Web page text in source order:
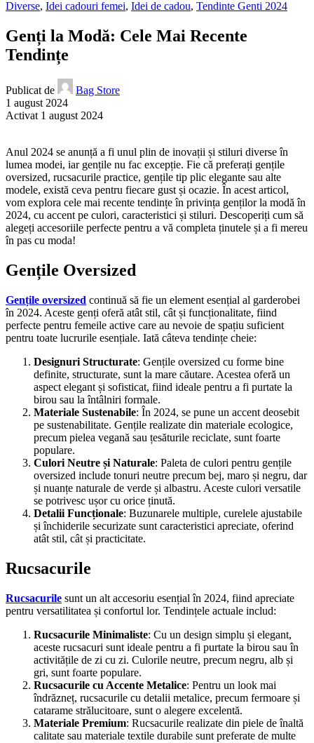
Diverse, Idei cadouri femei, Idei de cadou, Tendinte Genti 2024
Genți la Modă: Cele Mai Recente
Tendințe
Publicat de
Bag Store
1 august 2024
Activat 1 august 2024
Anul 2024 se anunță a fi unul plin de inovații și stiluri diverse în
lumea modei, iar gențile nu fac excepție. Fie că preferați gențile
oversized, rucsacurile practice, gențile tip plic elegante sau alte
modele, există ceva pentru fiecare gust și ocazie. În acest articol,
vom explora cele mai recente tendințe în privința genților la modă în
2024, cu accent pe culori, caracteristici și stiluri. Descoperiți cum să
alegeți accesoriile perfecte pentru a vă completa ținutele și a fi mereu
în pas cu moda!
Gențile Oversized
Gențile oversized continuă să fie un element esențial al garderobei
în 2024. Aceste genți oferă atât stil, cât și funcționalitate, fiind
perfecte pentru femeile active care au nevoie de spațiu suficient
pentru toate lucrurile esențiale. Iată câteva tendințe cheie:
Designuri Structurate: Gențile oversized cu forme bine
definite, structurate, sunt la mare căutare. Acestea oferă un
aspect elegant și sofisticat, fiind ideale pentru a fi purtate la
birou sau la întâlniri formale.
Materiale Sustenabile: În 2024, se pune un accent deosebit
pe sustenabilitate. Gențile realizate din materiale ecologice,
precum pielea vegană sau țesăturile reciclate, sunt foarte
populare.
Culori Neutre și Naturale: Paleta de culori pentru gențile
oversized include tonuri neutre precum bej, maro și negru, dar
și nuanțe naturale de verde și albastru. Aceste culori versatile
se potrivesc ușor cu orice ținută.
Detalii Funcționale: Buzunarele multiple, curelele ajustabile
și închiderile securizate sunt caracteristici apreciate, oferind
atât stil, cât și practicitate.
Rucsacurile
Rucsacurile sunt un alt accesoriu esențial în 2024, fiind apreciate
pentru versatilitatea și confortul lor. Tendințele actuale includ:
Rucsacurile Minimaliste: Cu un design simplu și elegant,
aceste rucsacuri sunt ideale pentru a fi purtate la birou sau în
activitățile de zi cu zi. Culorile neutre, precum negru, alb și
gri, sunt foarte populare.
Rucsacurile cu Accente Metalice: Pentru un look mai
îndrăzneț, rucsacurile cu detalii metalice, precum fermoare și
catarame strălucitoare, sunt o alegere excelentă.
Materiale Premium: Rucsacurile realizate din piele de înaltă
calitate sau materiale textile durabile sunt preferate de multe